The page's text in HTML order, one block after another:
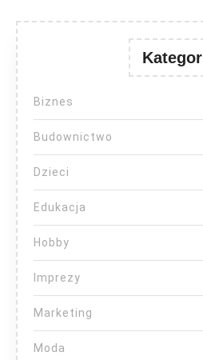
Biznes
Budownictwo
Dzieci
Edukacja
Hobby
Imprezy
Marketing
Moda